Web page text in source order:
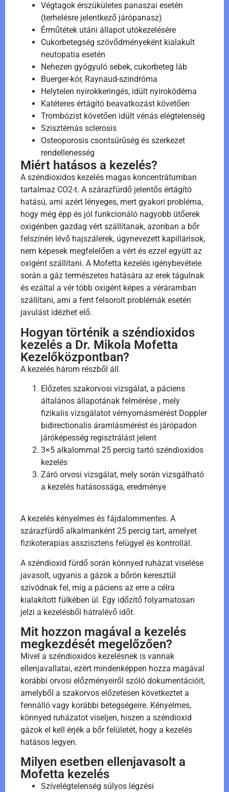
Végtagok érszükületes panaszai esetén
(terhelésre jelentkező járópanasz)
Érműtétek utáni állapot utókezelésére
Cukorbetegség szövődményeként kialakult
neutopatia esetén
Nehezen gyógyuló sebek, cukorbeteg láb
Buerger-kór, Raynaud-szindróma
Helytelen nyirokkeringés, idült nyiroködéma
Katéteres értágító beavatkozást követően
Trombózist követően idült vénás elégtelenség
Szisztémás sclerosis
Osteoporosis csontsűrűség és szerkezet
rendellenesség
Miért hatásos a kezelés?
A széndioxidos kezelés magas koncentrátumban
tartalmaz CO2-t. A szárazfürdő jelentős értágító
hatású, ami azért lényeges, mert gyakori probléma,
hogy még épp és jól funkcionáló nagyobb ütőerek
oxigénben gazdag vért szállítanak, azonban a bőr
felszínén lévő hajszálerek, úgynevezett kapillárisok,
nem képesek megfelelően a vért és ezzel együtt az
oxigént szállítani. A Mofetta kezelés igénybevétele
során a gáz természetes hatására az erek tágulnak
és ezáltal a vér több oxigént képes a véráramban
szállítani, ami a fent felsorolt problémák esetén
javulást idézhet elő.
Hogyan történik a széndioxidos
kezelés a Dr. Mikola Mofetta
Kezelőközpontban?
A kezelés három részből áll.
Előzetes szakorvosi vizsgálat, a páciens
általános állapotának felmérése , mely
fizikalis vizsgálatot vérnyomásmérést Doppler
bidirectionalis áramlásmérést és járópadon
járóképesség regisztrálást jelent
3×5 alkalommal 25 percig tartó széndioxidos
kezelés
Záró orvosi vizsgálat, mely során vizsgálható
a kezelés hatásossága, eredménye
A kezelés kényelmes és fájdalommentes. A
szárazfürdő alkalmanként 25 percig tart, amelyet
fizikoterapias asszisztens felügyel és kontrollál.
A széndioxid fürdő során könnyed ruházat viselése
javasolt, ugyanis a gázok a bőrön keresztül
szívódnak fel, míg a páciens az erre a célra
kialakított fülkében ül. Egy időzítő folyamatosan
jelzi a kezelésből hátralévő időt.
Mit hozzon magával a kezelés
megkezdését megelőzően?
Mivel a széndioxidos kezelésnek is vannak
ellenjavallatai, ezért mindenképpen hozza magával
korábbi orvosi előzményeiről szóló dokumentációit,
amelyből a szakorvos előzetesen következtet a
fennálló vagy korábbi betegségeire. Kényelmes,
könnyed ruházatot viseljen, hiszen a széndioxid
gázok el kell érjék a bőr felületét, hogy a kezelés
hatásos legyen.
Milyen esetben ellenjavasolt a
Mofetta kezelés
Szívelégtelenség súlyos légzési